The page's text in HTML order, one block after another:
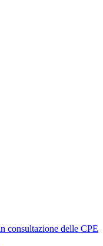
consultazione delle CPE